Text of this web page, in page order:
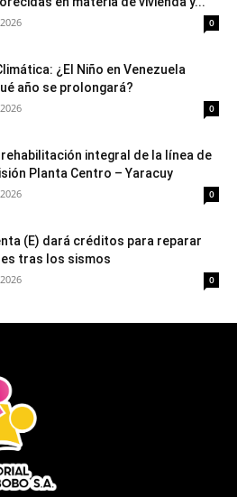
0
¿El Niño en Venezuela
año se prolongará?
0
integral de la línea de
Planta Centro – Yaracuy
0
(E) dará créditos para reparar
tras los sismos
0